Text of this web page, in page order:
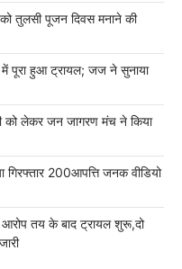
तुलसी पूजन दिवस मनाने की
पूरा हुआ ट्रायल; जज ने सुनाया
को लेकर जन जागरण मंच ने किया
गिरफ्तार 200आपत्ति जनक वीडियो
आरोप तय के बाद ट्रायल शुरू,दो